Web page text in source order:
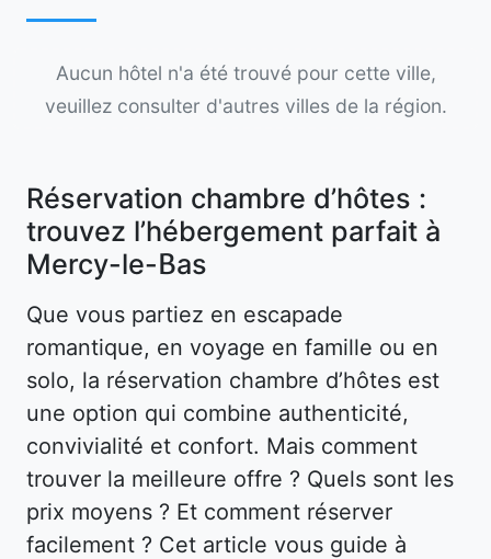
Aucun hôtel n'a été trouvé pour cette ville,
veuillez consulter d'autres villes de la région.
Réservation chambre d’hôtes :
trouvez l’hébergement parfait à
Mercy-le-Bas
Que vous partiez en escapade
romantique, en voyage en famille ou en
solo, la réservation chambre d’hôtes est
une option qui combine authenticité,
convivialité et confort. Mais comment
trouver la meilleure offre ? Quels sont les
prix moyens ? Et comment réserver
facilement ? Cet article vous guide à